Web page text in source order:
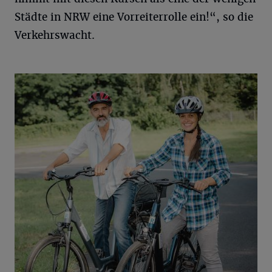
Städte in NRW eine Vorreiterrolle ein!“, so die
Verkehrswacht.